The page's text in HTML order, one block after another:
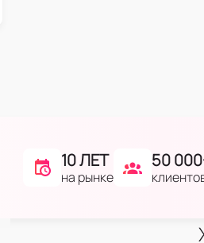
10 ЛЕТ
на рынке
50